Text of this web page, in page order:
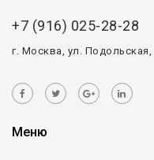
+7 (916) 025-28-28
г. Москва, ул. Подольская,
Меню